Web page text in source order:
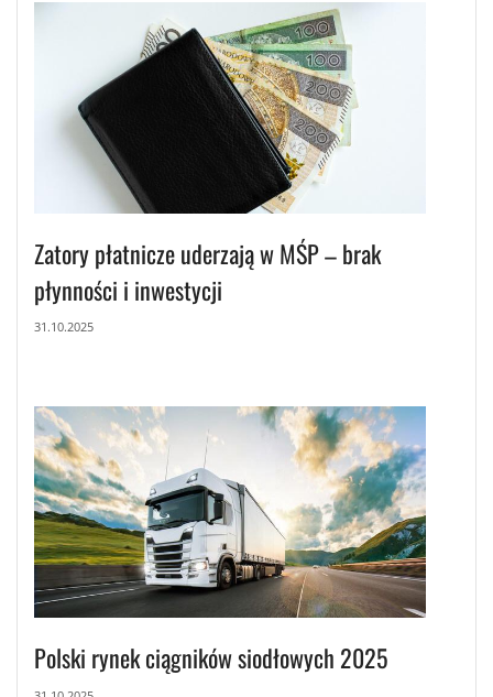
Zatory płatnicze uderzają w MŚP – brak
płynności i inwestycji
31.10.2025
Polski rynek ciągników siodłowych 2025